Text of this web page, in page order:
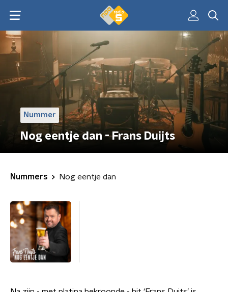
Nummer
Nog eentje dan - Frans Duijts
Nummers Nog eentje dan